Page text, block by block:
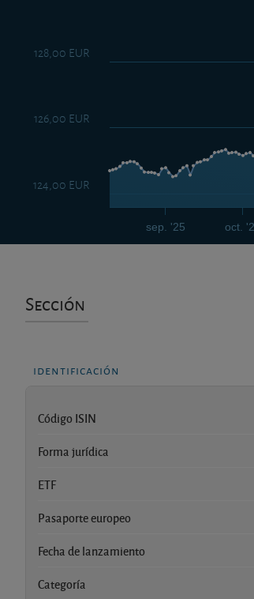
sep. '25 oct.
124,00 EUR
126,00 EUR
128,00 EUR
Sección
identificación
Código ISIN
Forma jurídica
ETF
Pasaporte europeo
Fecha de lanzamiento
Categoría